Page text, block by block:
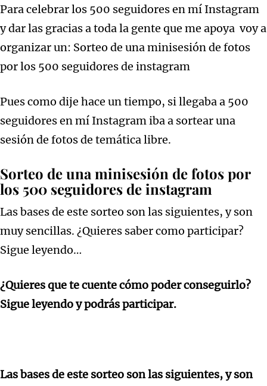
Para celebrar los 500 seguidores en mí Instagram
y dar las gracias a toda la gente que me apoya voy a
organizar un: Sorteo de una minisesión de fotos
por los 500 seguidores de instagram
Pues como dije hace un tiempo, si llegaba a 500
seguidores en mí Instagram iba a sortear una
sesión de fotos de temática libre.
Sorteo de una minisesión de fotos por
los 500 seguidores de instagram
Las bases de este sorteo son las siguientes, y son
muy sencillas. ¿Quieres saber como participar?
Sigue leyendo…
¿Quieres que te cuente cómo poder conseguirlo?
Sigue leyendo y podrás participar.
Las bases de este sorteo son las siguientes, y son